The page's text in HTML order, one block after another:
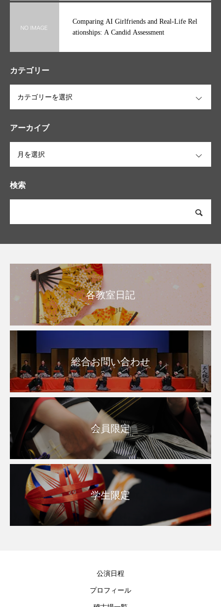
Comparing AI Girlfriends and Real-Life Rel
ationships: A Candid Assessment
カテゴリー
アーカイブ
検索
各教室日記
総合お問い合わせ
会員限定
学生限定
公演日程
プロフィール